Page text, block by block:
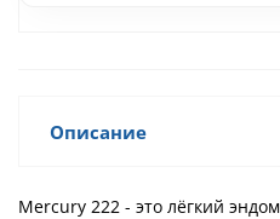
Описание
Mercury 222 - это лёгкий